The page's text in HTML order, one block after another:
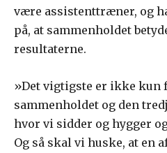
være assistenttræner, og
på, at sammenholdet
resultaterne.
»Det vigtigste er ikke kun
sammenholdet og den
hvor vi sidder og hygger
Og så skal vi huske, at en